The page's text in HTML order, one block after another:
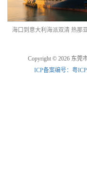
Copyright © 2026 东莞
ICP备案编号：粤